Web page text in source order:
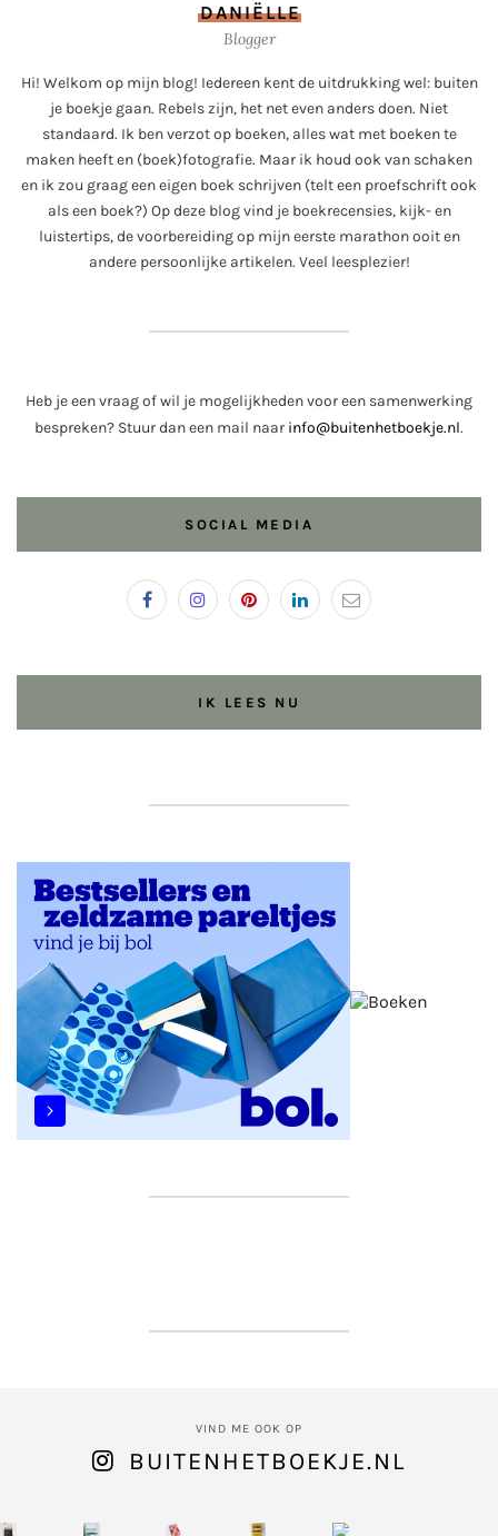
DANIËLLE
Blogger
Hi! Welkom op mijn blog! Iedereen kent de uitdrukking wel: buiten
je boekje gaan. Rebels zijn, het net even anders doen. Niet
standaard. Ik ben verzot op boeken, alles wat met boeken te
maken heeft en (boek)fotografie. Maar ik houd ook van schaken
en ik zou graag een eigen boek schrijven (telt een proefschrift ook
als een boek?) Op deze blog vind je boekrecensies, kijk- en
luistertips, de voorbereiding op mijn eerste marathon ooit en
andere persoonlijke artikelen. Veel leesplezier!
Heb je een vraag of wil je mogelijkheden voor een samenwerking
bespreken? Stuur dan een mail naar info@buitenhetboekje.nl.
SOCIAL MEDIA
IK LEES NU
VIND ME OOK OP
BUITENHETBOEKJE.NL